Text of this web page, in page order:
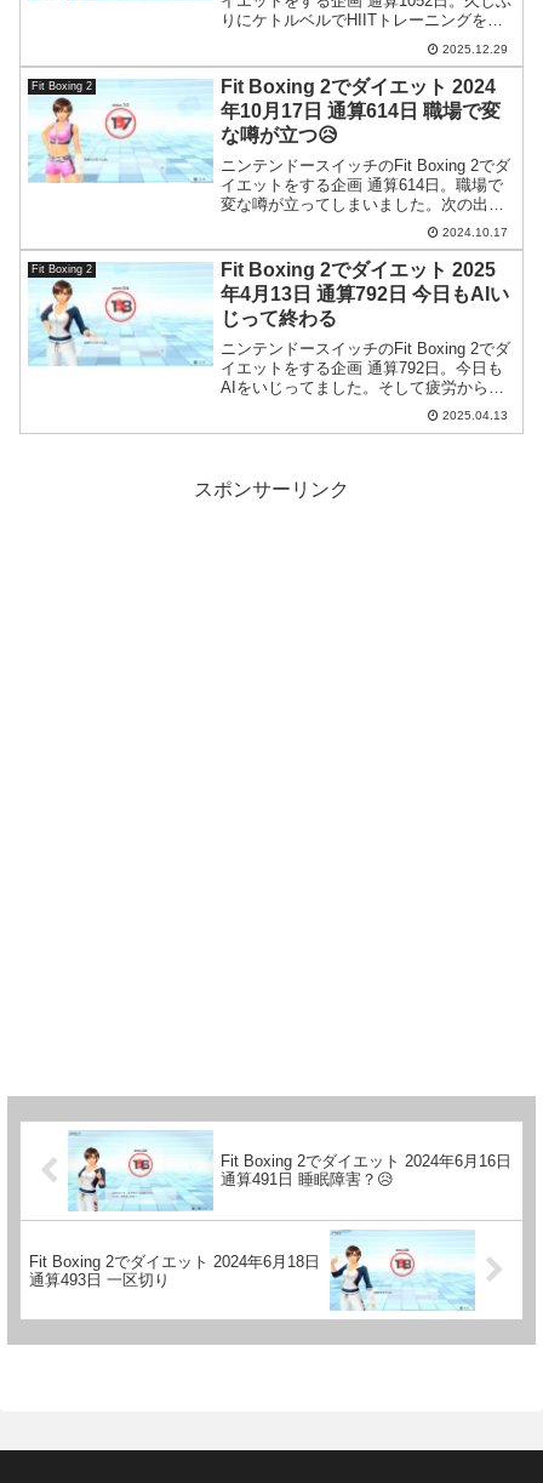
りにケトルベルでHIITトレーニングをし
2025.12.29
Fit Boxing 2
Fit Boxing 2でダイエット 2024
年10月17日 通算614日 職場で変
な噂が立つ😥
ニンテンドースイッチのFit Boxing 2でダ
イエットをする企画 通算614日。職場で
変な噂が立ってしまいました。次の出勤
日に噂を広めた主をボコボコにしようと
2024.10.17
Fit Boxing 2
Fit Boxing 2でダイエット 2025
年4月13日 通算792日 今日もAIい
じって終わる
ニンテンドースイッチのFit Boxing 2でダ
イエットをする企画 通算792日。今日も
AIをいじってました。そして疲労から全
く回復できていなかったので筋トレは勇
2025.04.13
スポンサーリンク
Fit Boxing 2でダイエット 2024年6月16日
通算491日 睡眠障害？😥
Fit Boxing 2でダイエット 2024年6月18日
通算493日 一区切り